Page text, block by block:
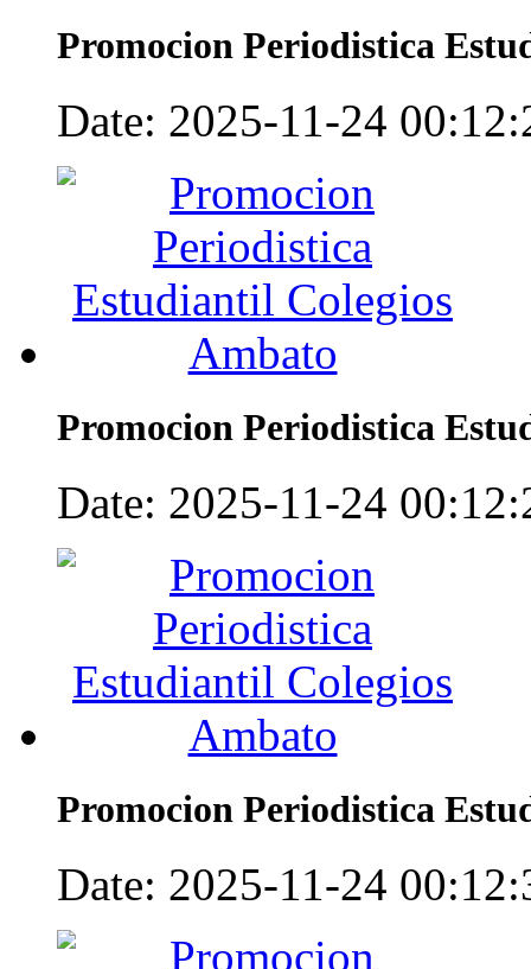
Promocion Periodistica
Date: 2025-11-24
Promocion Periodistica
Date: 2025-11-24
Promocion Periodistica
Date: 2025-11-24